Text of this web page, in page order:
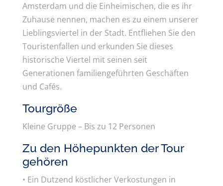
Amsterdam und die Einheimischen, die es ihr
Zuhause nennen, machen es zu einem unserer
Lieblingsviertel in der Stadt. Entfliehen Sie den
Touristenfallen und erkunden Sie dieses
historische Viertel mit seinen seit
Generationen familiengeführten Geschäften
und Cafés.
Tourgröße
Kleine Gruppe – Bis zu 12 Personen
Zu den Höhepunkten der Tour
gehören
• Ein Dutzend köstlicher Verkostungen in